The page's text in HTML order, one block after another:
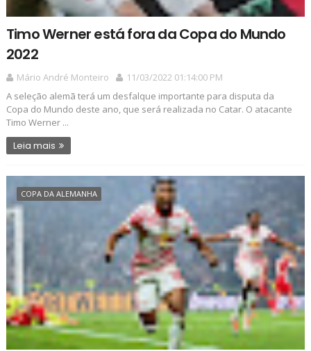
Timo Werner está fora da Copa do Mundo
2022
Mário André Monteiro
11/03/2022 01:14:00 PM
A seleção alemã terá um desfalque importante para disputa da
Copa do Mundo deste ano, que será realizada no Catar. O atacante
Timo Werner ...
Leia mais
COPA DA ALEMANHA